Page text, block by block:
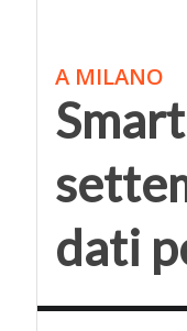
A MILANO
dati